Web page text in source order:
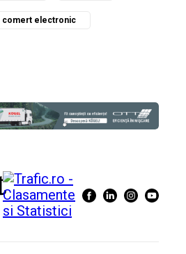
comert electronic